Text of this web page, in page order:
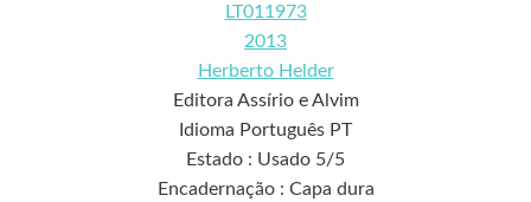
LT011973
2013
Herberto Helder
Editora Assírio e Alvim
Idioma Português PT
Estado : Usado 5/5
Encadernação : Capa dura